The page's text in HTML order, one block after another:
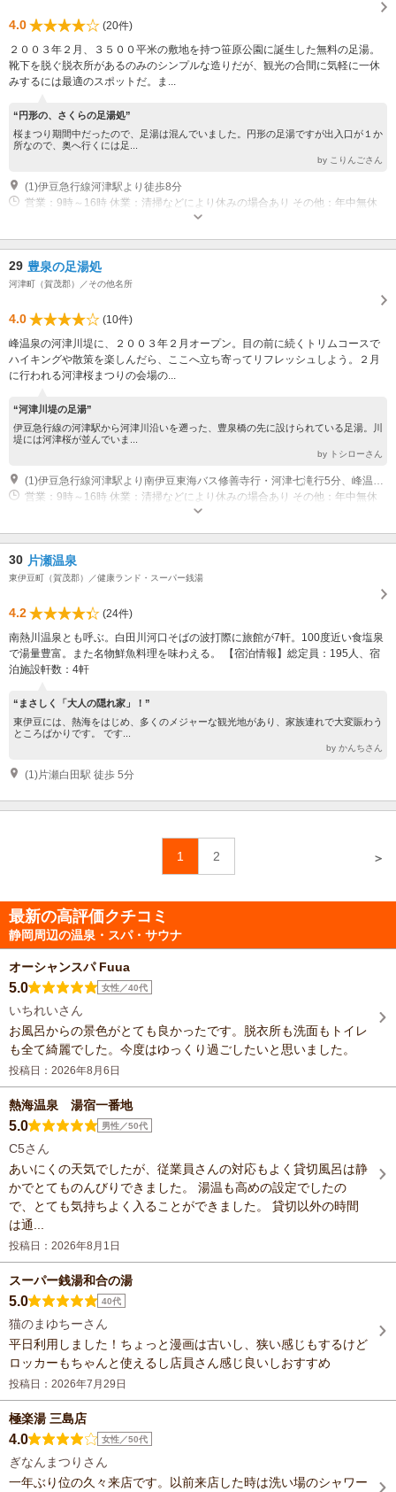
4.0
(20件)
２００３年２月、３５００平米の敷地を持つ笹原公園に誕生した無料の足湯。
靴下を脱ぐ脱衣所があるのみのシンプルな造りだが、観光の合間に気軽に一休
みするには最適のスポットだ。ま...
“円形の、さくらの足湯処”
桜まつり期間中だったので、足湯は混んでいました。円形の足湯ですが出入口が１か
所なので、奥へ行くには足...
by こりんごさん
(1)伊豆急行線河津駅より徒歩8分
営業：9時～16時 休業：清掃などにより休みの場合あり その他：年中無休
29 豊泉の足湯処
河津町（賀茂郡）／その他名所
4.0
(10件)
峰温泉の河津川堤に、２００３年２月オープン。目の前に続くトリムコースで
ハイキングや散策を楽しんだら、ここへ立ち寄ってリフレッシュしよう。２月
に行われる河津桜まつりの会場の...
“河津川堤の足湯”
伊豆急行線の河津駅から河津川沿いを遡った、豊泉橋の先に設けられている足湯。川
堤には河津桜が並んでいま...
by トシローさん
(1)伊豆急行線河津駅より南伊豆東海バス修善寺行・河津七滝行5分、峰温泉より徒歩1分
営業：9時～16時 休業：清掃などにより休みの場合あり その他：年中無休
30 片瀬温泉
東伊豆町（賀茂郡）／健康ランド・スーパー銭湯
4.2
(24件)
南熱川温泉とも呼ぶ。白田川河口そばの波打際に旅館が7軒。100度近い食塩泉
で湯量豊富。また名物鮮魚料理を味わえる。 【宿泊情報】総定員：195人、宿
泊施設軒数：4軒
“まさしく「大人の隠れ家」！”
東伊豆には、熱海をはじめ、多くのメジャーな観光地があり、家族連れで大変賑わう
ところばかりです。 です...
by かんちさん
(1)片瀬白田駅 徒歩 5分
1 2 ＞
最新の高評価クチコミ
静岡周辺の温泉・スパ・サウナ
オーシャンスパ Fuua
5.0 女性／40代
いちれいさん
お風呂からの景色がとても良かったです。脱衣所も洗面もトイレ
も全て綺麗でした。今度はゆっくり過ごしたいと思いました。
投稿日：2026年8月6日
熱海温泉 湯宿一番地
5.0 男性／50代
C5さん
あいにくの天気でしたが、従業員さんの対応もよく貸切風呂は静
かでとてものんびりできました。 湯温も高めの設定でしたの
で、とても気持ちよく入ることができました。 貸切以外の時間
は通...
投稿日：2026年8月1日
スーパー銭湯和合の湯
5.0 40代
猫のまゆちーさん
平日利用しました！ちょっと漫画は古いし、狭い感じもするけど
ロッカーもちゃんと使えるし店員さん感じ良いしおすすめ
投稿日：2026年7月29日
極楽湯 三島店
4.0 女性／50代
ぎなんまつりさん
一年ぶり位の久々来店です。以前来店した時は洗い場のシャワー